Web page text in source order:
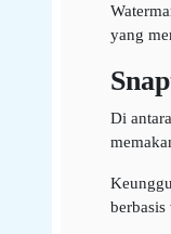
yang
Di